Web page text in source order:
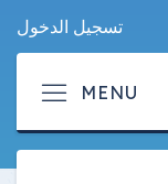
تسجيل الدخول